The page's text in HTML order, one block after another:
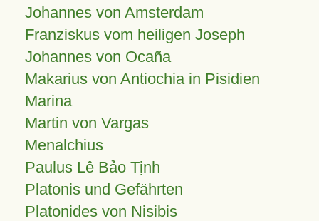
Johannes von Amsterdam
Franziskus vom heiligen Joseph
Johannes von Ocaña
Makarius von Antiochia in Pisidien
Marina
Martin von Vargas
Menalchius
Paulus Lê Bảo Tịnh
Platonis und Gefährten
Platonides von Nisibis